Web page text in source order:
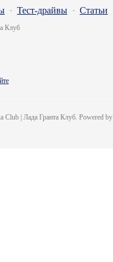
· Тест-драйвы · Статьи
Клуб
| Лада Гранта Клуб. Powered by